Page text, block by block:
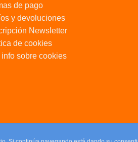
de pago
y devoluciones
Newsletter
de cookies
info sobre cookies